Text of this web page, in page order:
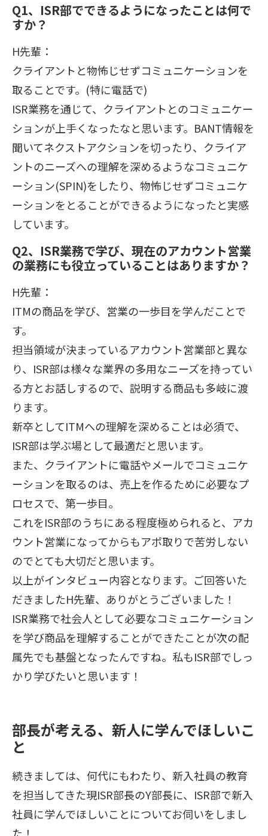
Q1、ISR部でできるようになったことは何で
すか？
H先輩：
クライアントと物怖じせずコミュニケーションを
取ることです。(特に電話で)
ISR業務を通じて、クライアントとのコミュニケー
ションが上手くなったなと思います。BANT情報を
聞いてネクストアクションを切ったり、クライア
ントのニーズへの理解を深めるようなコミュニケ
ーション(SPIN)をしたり、物怖じせずコミュニケ
ーションをとることができるようになったと実感
しています。
Q2、ISR業務で学び、現在のアカウント営業
の業務にも役立っていることはありますか？
H先輩：
ITMの商品を学び、営業の一歩目を学んだことで
す。
担当領域が決まっているアカウント営業部と異な
り、ISR部は様々な業界の多用なニーズを持ってい
る方とお話しするので、説明する商品も多岐に渡
ります。
新卒としてITMへの理解を深めることは必須で、
ISR部は学ぶ場として最適だと思います。
また、クライアントに電話やメールでコミュニケ
ーションを取るのは、売上を作るために必要なプ
ロセスで、第一歩目。
これをISR部のうちにある程度極められると、アカ
ウント営業になってからもアポ取りで苦労しない
のでとても大切だと思います。
以上がインタビュー内容となります。ご回答いた
だきましたH先輩、ありがとうございました！
ISR業務で社会人として必要なコミュニケーション
を学び商品を理解することができたことが次の配
属先でも基盤となったんですね。私もISR部でしっ
かり学びたいと思います！
部長が考える、新人に学んでほしいこ
と
続きましては、何代にもわたり、新入社員の教育
を担当してきた現ISR部長のY部長に、ISR部で新入
社員に学んでほしいことについてお伺いをしまし